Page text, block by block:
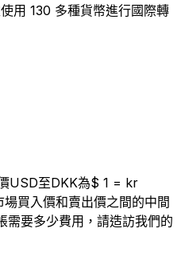
用 130 多種貨幣進行國際轉
USD至DKK為$ 1 = kr
買入價和賣出價之間的中間
需要多少費用，請造訪我們的